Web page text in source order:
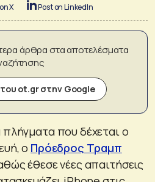
X Post on LinkedIn
άρθρα στα αποτελέσματα
ot.gr στην Google
πλήγματα που δέχεται ο
ο Πρόεδρος Τραμπ
έθεσε νέες απαιτήσεις